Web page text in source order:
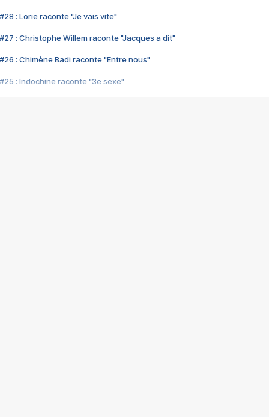
#28 : Lorie raconte "Je vais vite"
#27 : Christophe Willem raconte "Jacques a dit"
#26 : Chimène Badi raconte "Entre nous"
#25 : Indochine raconte "3e sexe"